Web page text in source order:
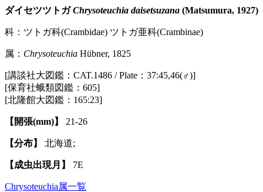
ダイセツツトガChrysoteuchia daisetsuzana (Matsumura, 1927)
科：ツトガ科(Crambidae) ツトガ亜科(Crambinae)
属： Chrysoteuchia Hübner, 1825
[講談社大図鑑：CAT.1486 / Plate：37:45,46(♂)]
[保育社蛾類図鑑：605]
[北隆館大図鑑：165:23]
【開張(mm)】 21-26
【分布】 北海道;
【成虫出現月】 7E
Chrysoteuchia属一覧